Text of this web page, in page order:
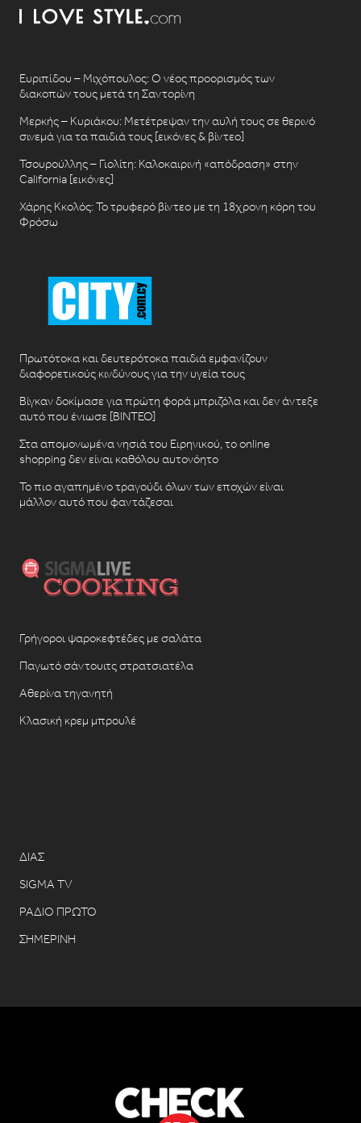
Ευριπίδου – Μιχόπουλος: Ο νέος προορισμός των
διακοπών τους μετά τη Σαντορίνη
Μερκής – Κυριάκου: Μετέτρεψαν την αυλή τους σε θερινό
σινεμά για τα παιδιά τους [εικόνες & βίντεο]
Τσουρούλλης – Γιολίτη: Καλοκαιρινή «απόδραση» στην
California [εικόνες]
Χάρης Κκολός: Το τρυφερό βίντεο με τη 18χρονη κόρη του
Φρόσω
Πρωτότοκα και δευτερότοκα παιδιά εμφανίζουν
διαφορετικούς κινδύνους για την υγεία τους
Βίγκαν δοκίμασε για πρώτη φορά μπριζόλα και δεν άντεξε
αυτό που ένιωσε [ΒΙΝΤΕΟ]
Στα απομονωμένα νησιά του Ειρηνικού, το online
shopping δεν είναι καθόλου αυτονόητο
Το πιο αγαπημένο τραγούδι όλων των εποχών είναι
μάλλον αυτό που φαντάζεσαι
Γρήγοροι ψαροκεφτέδες με σαλάτα
Παγωτό σάντουιτς στρατσιατέλα
Αθερίνα τηγανητή
Κλασική κρεμ μπρουλέ
ΔΙΑΣ
SIGMA TV
ΡΑΔΙΟ ΠΡΩΤΟ
ΣΗΜΕΡΙΝΗ